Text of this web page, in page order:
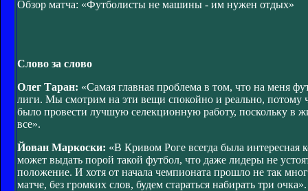
Обзор матча: «Футболисты не машины - им нужен отдых»
Слово за слово
Олег Таран: «Самая главная проблема в том, что на меня
лиги. Мы смотрим на эти вещи спокойно и реально, потому
было провести лучшую селекционную работу, поскольку в
все».
Йован Маркоски: «В Кривом Роге всегда была интересная
может выдать порой такой футбол, что даже лидеры не
положение. И хотя от начала чемпионата прошло не так
матче, без громких слов, будем стараться набирать три очка».